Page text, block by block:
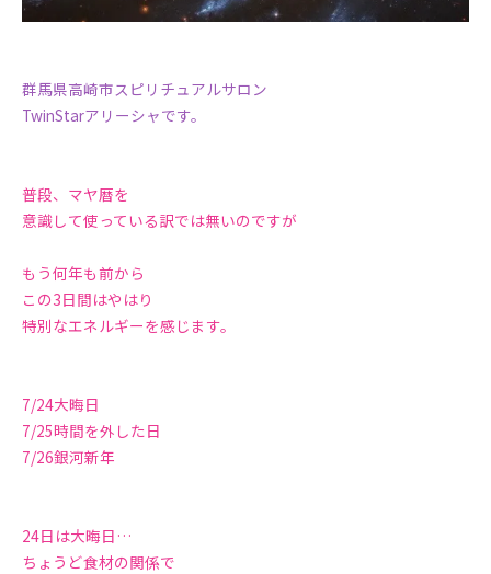
群馬県高崎市スピリチュアルサロン
TwinStarアリーシャです。
普段、マヤ暦を
意識して使っている訳では無いのですが
もう何年も前から
この3日間はやはり
特別なエネルギーを感じます。
7/24大晦日
7/25時間を外した日
7/26銀河新年
24日は大晦日…
ちょうど食材の関係で